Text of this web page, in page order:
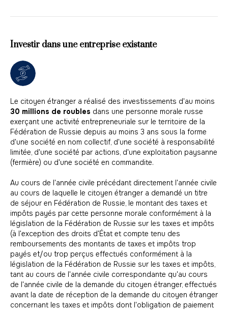
Investir dans une entreprise existante
Le citoyen étranger a réalisé des investissements d'au moins
30 millions de roubles dans une personne morale russe
exerçant une activité entrepreneuriale sur le territoire de la
Fédération de Russie depuis au moins 3 ans sous la forme
d'une société en nom collectif, d'une société à responsabilité
limitée, d'une société par actions, d'une exploitation paysanne
(fermière) ou d'une société en commandite.
Au cours de l'année civile précédant directement l'année civile
au cours de laquelle le citoyen étranger a demandé un titre
de séjour en Fédération de Russie, le montant des taxes et
impôts payés par cette personne morale conformément à la
législation de la Fédération de Russie sur les taxes et impôts
(à l'exception des droits d'État et compte tenu des
remboursements des montants de taxes et impôts trop
payés et/ou trop perçus effectués conformément à la
législation de la Fédération de Russie sur les taxes et impôts,
tant au cours de l'année civile correspondante qu'au cours
de l'année civile de la demande du citoyen étranger, effectués
avant la date de réception de la demande du citoyen étranger
concernant les taxes et impôts dont l'obligation de paiement